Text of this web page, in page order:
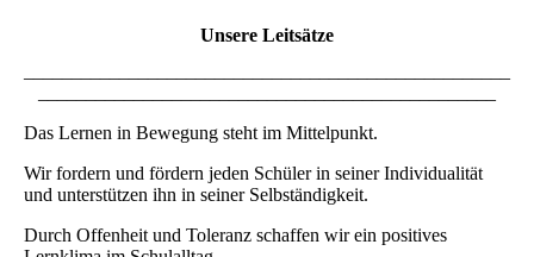
Unsere Leitsätze
Das Lernen in Bewegung steht im Mittelpunkt.
Wir fordern und fördern jeden Schüler in seiner Individualität
und unterstützen ihn in seiner Selbständigkeit.
Durch Offenheit und Toleranz schaffen wir ein positives